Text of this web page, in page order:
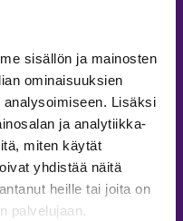
sisällön ja mainosten
ominaisuuksien
Lisäksi
ja analytiikka-
miten käytät
yhdistää näitä
heille tai joita on
palvelujaan.
200
Pälkäne
INFO
9970